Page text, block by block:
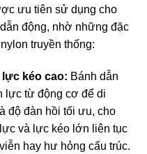
ưu tiên sử dụng cho
động, nhờ những đặc
truyền thống:
lực kéo cao: Bánh dẫn
lực từ động cơ để di
độ đàn hồi tối ưu, cho
và lực kéo lớn liên tục
hay hư hỏng cấu trúc.